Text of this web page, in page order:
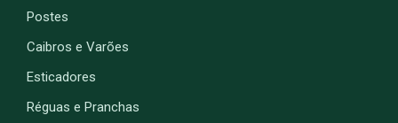
Postes
Caibros e Varões
Esticadores
Réguas e Pranchas